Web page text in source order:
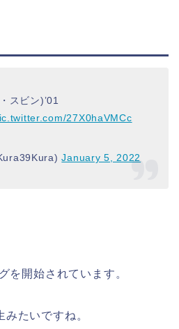
スビン)’01
27X0haVMCc
January 5, 2022
を開始されています。
たいですね。